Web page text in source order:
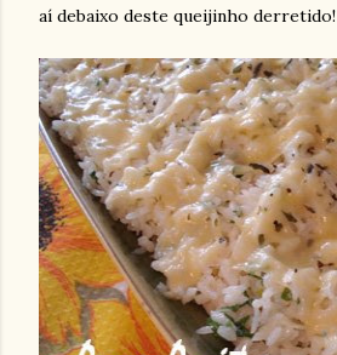
aí debaixo deste queijinho derretido!